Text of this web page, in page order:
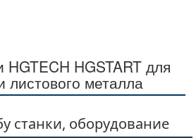
HGTECH HGSTART для
листового металла
станки, оборудование